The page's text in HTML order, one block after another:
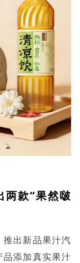
两款“果然啵
推出新品果汁汽
品添加真实果汁